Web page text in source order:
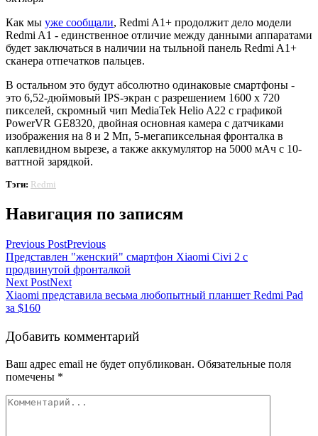
Как мы уже сообщали, Redmi A1+ продолжит дело модели
Redmi A1 - единственное отличие между данными аппаратами
будет заключаться в наличии на тыльной панель Redmi A1+
сканера отпечатков пальцев.
В остальном это будут абсолютно одинаковые смартфоны -
это 6,52-дюймовый IPS-экран с разрешением 1600 x 720
пикселей, скромный чип MediaTek Helio A22 с графикой
PowerVR GE8320, двойная основная камера с датчиками
изображения на 8 и 2 Мп, 5-мегапиксельная фронталка в
каплевидном вырезе, а также аккумулятор на 5000 мАч с 10-
ваттной зарядкой.
Тэги: Redmi
Навигация по записям
Previous PostPrevious
Представлен "женский" смартфон Xiaomi Civi 2 с
продвинутой фронталкой
Next PostNext
Xiaomi представила весьма любопытный планшет Redmi Pad
за $160
Добавить комментарий
Ваш адрес email не будет опубликован. Обязательные поля
помечены *